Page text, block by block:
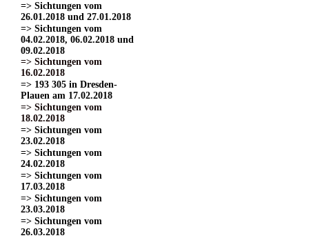
=> Sichtungen vom
26.01.2018 und 27.01.2018
=> Sichtungen vom
04.02.2018, 06.02.2018 und
09.02.2018
=> Sichtungen vom
16.02.2018
=> 193 305 in Dresden-
Plauen am 17.02.2018
=> Sichtungen vom
18.02.2018
=> Sichtungen vom
23.02.2018
=> Sichtungen vom
24.02.2018
=> Sichtungen vom
17.03.2018
=> Sichtungen vom
23.03.2018
=> Sichtungen vom
26.03.2018